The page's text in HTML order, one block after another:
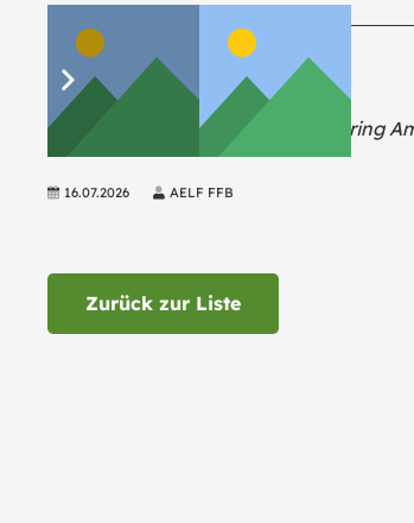
Der Maschinen- und Betriebshilfsring
16.07.2026 AELF FFB
Zurück zur Liste